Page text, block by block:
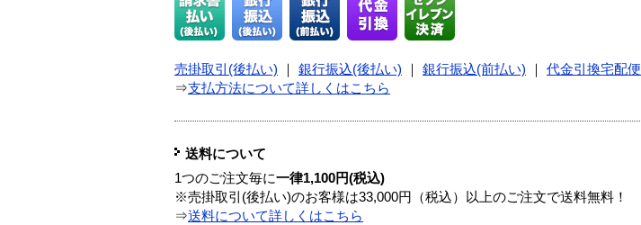
売掛取引(後払い) 銀行振込(後払い) 銀行振込(前払い) 代金引換宅配便
⇒支払方法について詳しくはこちら
送料について
1つのご注文毎に一律1,100円(税込)
※売掛取引(後払い)のお客様は33,000円（税込）以上のご注文で送料無料！
⇒送料について詳しくはこちら